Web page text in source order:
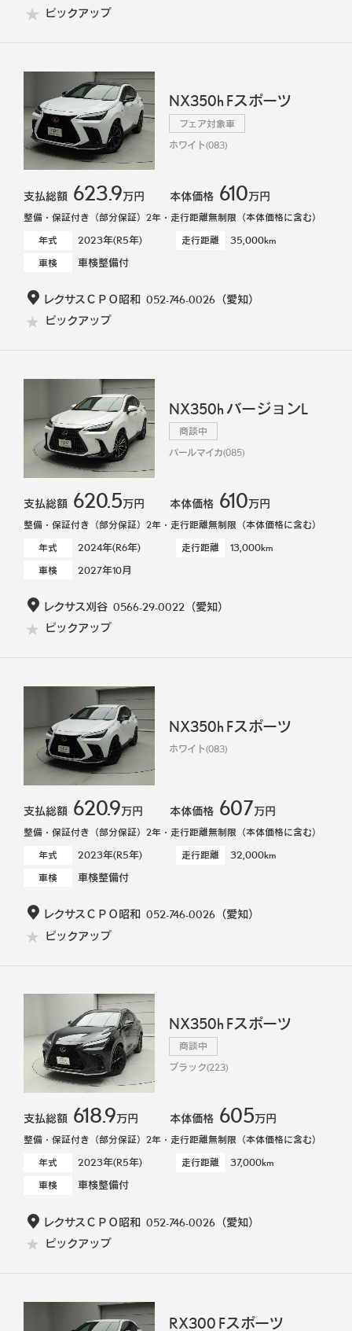
ピックアップ
NX350h Fスポーツ
フェア対象車
ホワイト(083)
支払総額 623.9万円 本体価格 610万円
整備・保証付き（部分保証）2年・走行距離無制限（本体価格に含む）
年式
2023年(R5年) 走行距離 35,000km
車検 車検整備付
レクサスＣＰＯ昭和 052-746-0026（愛知）
ピックアップ
NX350h バージョンL
商談中
パールマイカ(085)
支払総額 620.5万円 本体価格 610万円
整備・保証付き（部分保証）2年・走行距離無制限（本体価格に含む）
年式
2024年(R6年) 走行距離 13,000km
車検 2027年10月
レクサス刈谷 0566-29-0022 （愛知）
ピックアップ
NX350h Fスポーツ
ホワイト(083)
支払総額 620.9万円 本体価格 607万円
整備・保証付き（部分保証）2年・走行距離無制限（本体価格に含む）
年式
2023年(R5年) 走行距離 32,000km
車検 車検整備付
レクサスＣＰＯ昭和 052-746-0026（愛知）
ピックアップ
NX350h Fスポーツ
商談中
ブラック(223)
支払総額 618.9万円 本体価格 605万円
整備・保証付き（部分保証）2年・走行距離無制限（本体価格に含む）
年式
2023年(R5年) 走行距離 37,000km
車検 車検整備付
レクサスＣＰＯ昭和 052-746-0026（愛知）
ピックアップ
RX300 Fスポーツ